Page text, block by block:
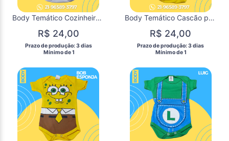
Body Temático Cozinheiro para Mêsversário de Bebês / DISPONÍVEL P M G
R$ 24,00
Prazo de produção: 3 dias
  Mínimo de 1
Body Temático Cascão para Mêsversário de Bebês / DISPONÍVEL P M G
R$ 24,00
Prazo de produção: 3 dias
  Mínimo de 1